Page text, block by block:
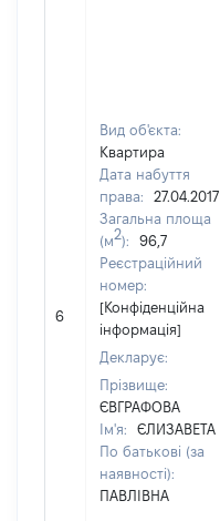
6
Вид об'єкта:
Квартира
Дата набуття
права:
27.04.2017
Загальна площа
(м2):
96,7
Реєстраційний
номер:
[Конфіденційна
інформація]
Декларує:
Прізвище:
ЄВГРАФОВА
Ім'я:
ЄЛИЗАВЕТА
По батькові (за
наявності):
ПАВЛІВНА